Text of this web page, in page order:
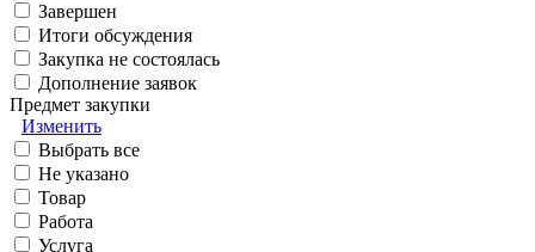
Завершен
Итоги обсуждения
Закупка не состоялась
Дополнение заявок
Предмет закупки
Изменить
Выбрать все
Не указано
Товар
Работа
Услуга